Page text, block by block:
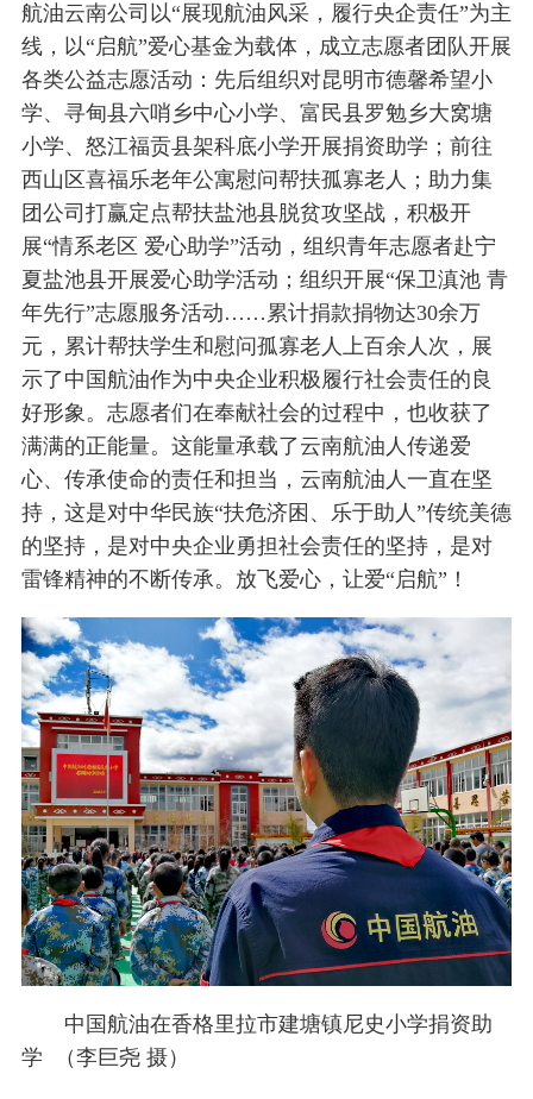
航油云南公司以“展现航油风采，履行央企责任”为主
线，以“启航”爱心基金为载体，成立志愿者团队开展
各类公益志愿活动：先后组织对昆明市德馨希望小
学、寻甸县六哨乡中心小学、富民县罗勉乡大窝塘
小学、怒江福贡县架科底小学开展捐资助学；前往
西山区喜福乐老年公寓慰问帮扶孤寡老人；助力集
团公司打赢定点帮扶盐池县脱贫攻坚战，积极开
展“情系老区 爱心助学”活动，组织青年志愿者赴宁
夏盐池县开展爱心助学活动；组织开展“保卫滇池 青
年先行”志愿服务活动……累计捐款捐物达30余万
元，累计帮扶学生和慰问孤寡老人上百余人次，展
示了中国航油作为中央企业积极履行社会责任的良
好形象。志愿者们在奉献社会的过程中，也收获了
满满的正能量。这能量承载了云南航油人传递爱
心、传承使命的责任和担当，云南航油人一直在坚
持，这是对中华民族“扶危济困、乐于助人”传统美德
的坚持，是对中央企业勇担社会责任的坚持，是对
雷锋精神的不断传承。放飞爱心，让爱“启航”！
中国航油在香格里拉市建塘镇尼史小学捐资助
学 （李巨尧 摄）